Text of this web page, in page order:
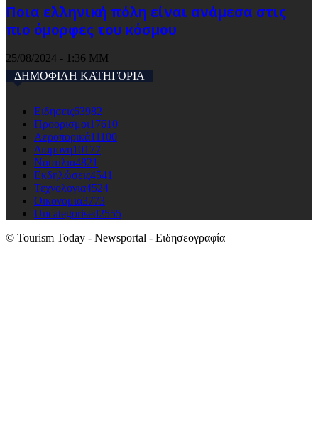
Ποια ελληνική πόλη είναι ανάμεσα στις
πιο όμορφες του κόσμου
25/08/2024 - 1:36 ΜΜ
ΔΗΜΟΦΙΛΗ ΚΑΤΗΓΟΡΙΑ
Ειδησεις63982
Προορισμοι17610
Αεροπορικά11100
Διαμονη10177
Ναυτιλια4821
Εκδηλώσεις4541
Τεχνολογια4524
Οικονομια3773
Uncategorised2555
© Tourism Today - Newsportal - Ειδησεογραφία